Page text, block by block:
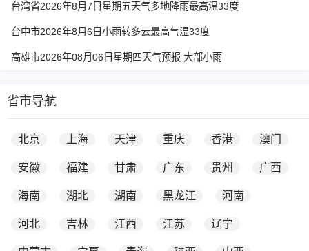
台湾省2026年8月7日星期五天气多地降雨最高温33度
台中市2026年8月6日小雨转多云最高气温33度
高雄市2026年08月06日星期四天气预报 大部小雨
省市导航
北京 上海 天津 重庆 香港 澳门
安徽 福建 甘肃 广东 贵州 广西
海南 湖北 湖南 黑龙江 河南
河北 吉林 江西 江苏 辽宁